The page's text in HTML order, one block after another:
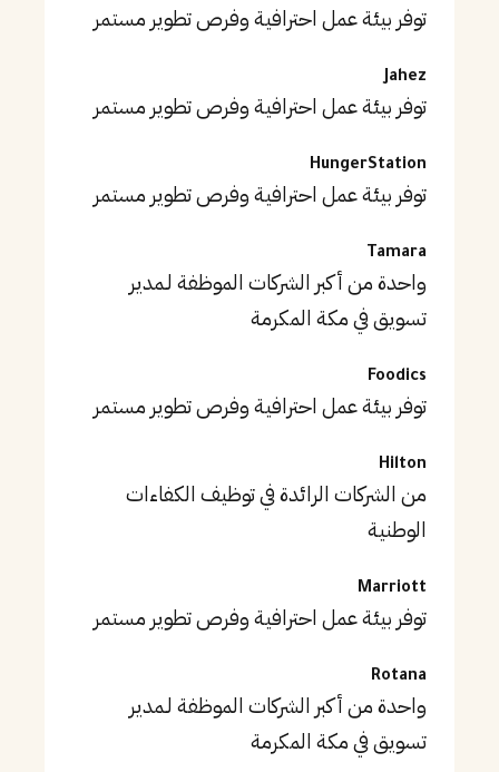
توفر بيئة عمل احترافية وفرص تطوير مستمر
Jahez
توفر بيئة عمل احترافية وفرص تطوير مستمر
HungerStation
توفر بيئة عمل احترافية وفرص تطوير مستمر
Tamara
واحدة من أكبر الشركات الموظفة لـمدير
تسويق في مكة المكرمة
Foodics
توفر بيئة عمل احترافية وفرص تطوير مستمر
Hilton
من الشركات الرائدة في توظيف الكفاءات
الوطنية
Marriott
توفر بيئة عمل احترافية وفرص تطوير مستمر
Rotana
واحدة من أكبر الشركات الموظفة لـمدير
تسويق في مكة المكرمة